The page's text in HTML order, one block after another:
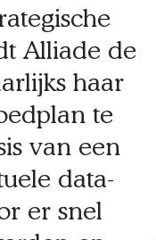
Alliade de
haar
te
van een
data-
er snel